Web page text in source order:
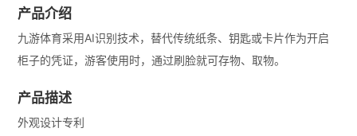
产品介绍
九游体育采用AI识别技术，替代传统纸条、钥匙或卡片作为开启
柜子的凭证，游客使用时，通过刷脸就可存物、取物。
产品描述
外观设计专利